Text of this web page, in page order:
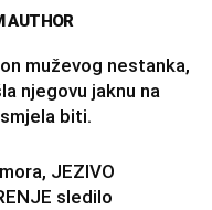
AUTHOR
muževog nestanka,
njegovu jaknu na
biti.
JEZIVO
sledilo